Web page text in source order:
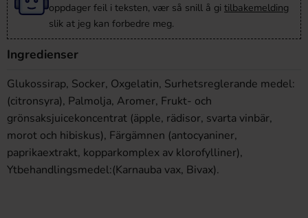
oppdager feil i teksten, vær så snill å gi tilbakemelding
slik at jeg kan forbedre meg.
Ingredienser
Glukossirap, Socker, Oxgelatin, Surhetsreglerande medel:
(citronsyra), Palmolja, Aromer, Frukt- och
grönsaksjuicekoncentrat (äpple, rädisor, svarta vinbär,
morot och hibiskus), Färgämnen (antocyaniner,
paprikaextrakt, kopparkomplex av klorofylliner),
Ytbehandlingsmedel:(Karnauba vax, Bivax).